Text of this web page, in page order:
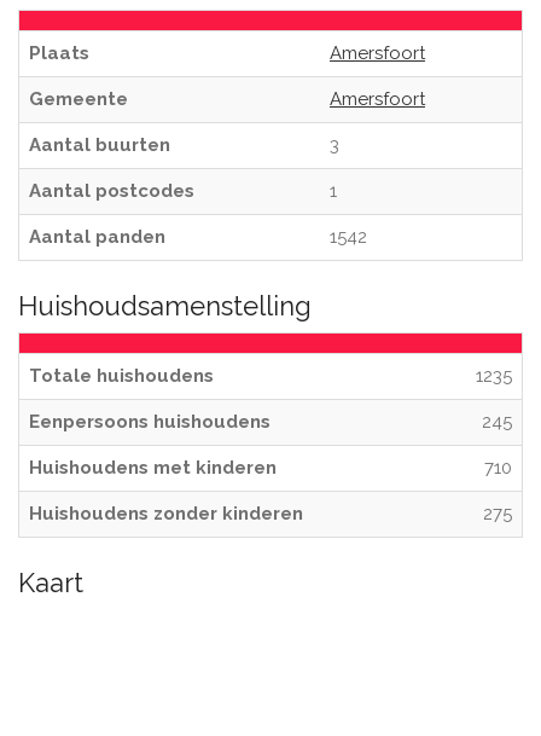
Plaats Amersfoort
Gemeente Amersfoort
Aantal buurten 3
Aantal postcodes 1
Aantal panden 1542
Huishoudsamenstelling
Totale huishoudens 1235
Eenpersoons huishoudens 245
Huishoudens met kinderen 710
Huishoudens zonder kinderen 275
Kaart